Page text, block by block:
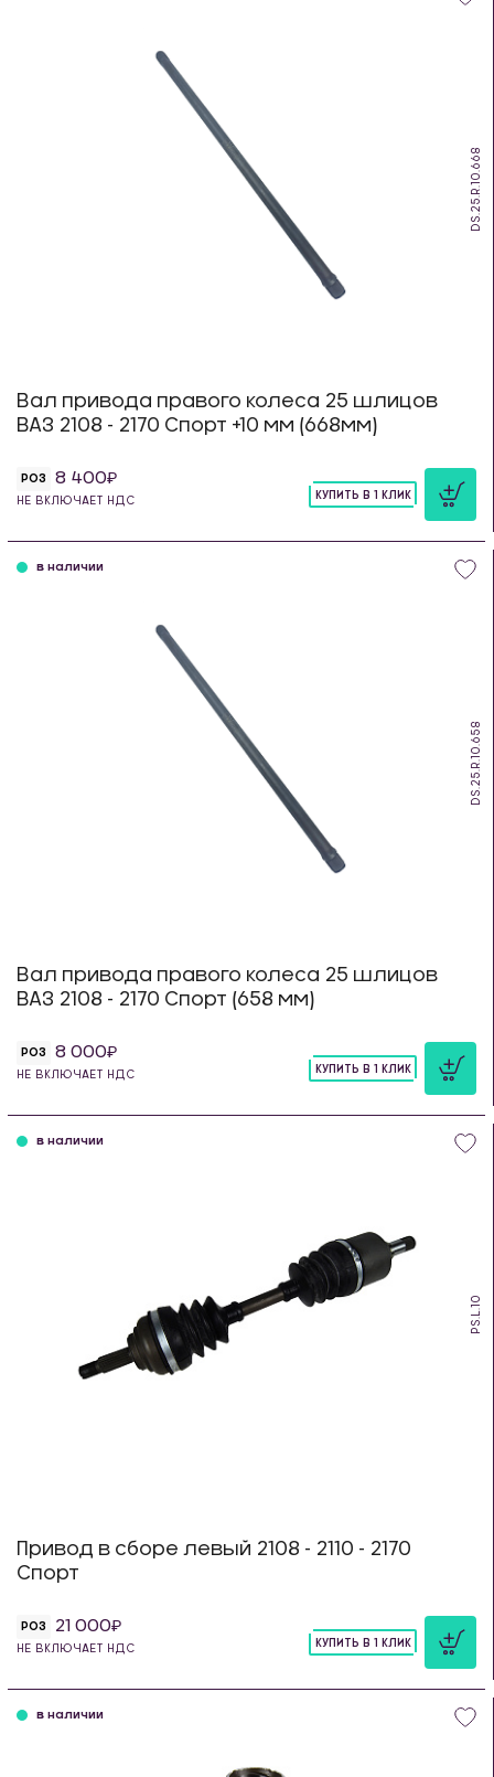
DS.25.R.10.668
Вал привода правого колеса 25 шлицов
ВАЗ 2108 - 2170 Спорт +10 мм (668мм)
РОЗ 8 400
НЕ ВКЛЮЧАЕТ НДС
КУПИТЬ В 1 КЛИК
DS.25.R.10.658
в наличии
Вал привода правого колеса 25 шлицов
ВАЗ 2108 - 2170 Спорт (658 мм)
РОЗ 8 000
НЕ ВКЛЮЧАЕТ НДС
КУПИТЬ В 1 КЛИК
PS.L.10
в наличии
Привод в сборе левый 2108 - 2110 - 2170
Спорт
РОЗ 21 000
НЕ ВКЛЮЧАЕТ НДС
КУПИТЬ В 1 КЛИК
в наличии